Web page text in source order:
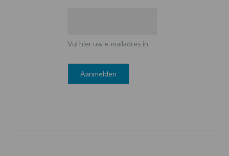
Vul hier uw e-mailadres in